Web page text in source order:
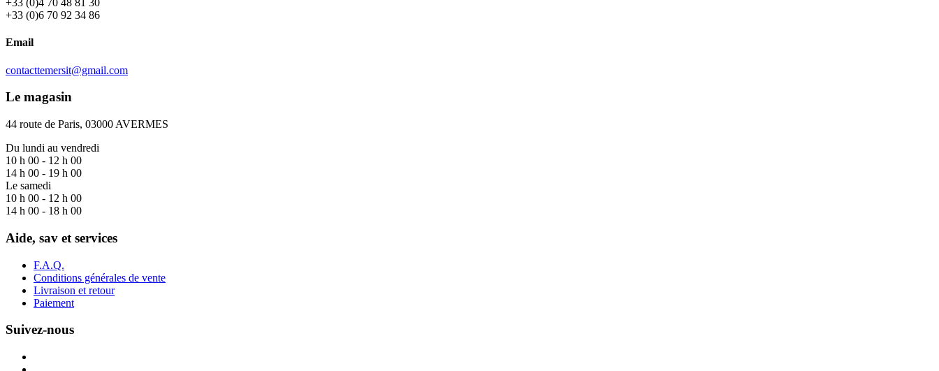
+33 (0)4 70 48 81 30
+33 (0)6 70 92 34 86
Email
contacttemersit@gmail.com
Le magasin
44 route de Paris, 03000 AVERMES
Du lundi au vendredi
10 h 00 - 12 h 00
14 h 00 - 19 h 00
Le samedi
10 h 00 - 12 h 00
14 h 00 - 18 h 00
Aide, sav et services
F.A.Q.
Conditions générales de vente
Livraison et retour
Paiement
Suivez-nous